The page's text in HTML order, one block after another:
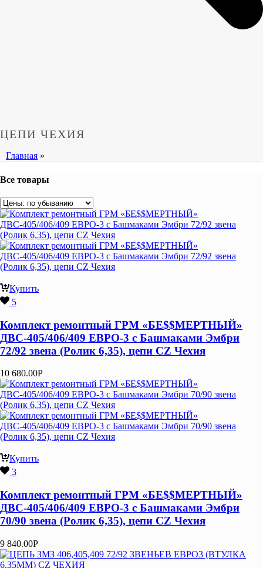
ЦЕПИ ЧЕХИЯ
Главная »
Все товары
Купить
5
Комплект ремонтный ГРМ «БЕ$$МЕРТНЫЙ»
ДВС-405/406/409 ЕВРО-3 с Башмаками Эмбри
72/92 звена (Ролик 6,35), цепи CZ Чехия
10 680.00Р
Купить
3
Комплект ремонтный ГРМ «БЕ$$МЕРТНЫЙ»
ДВС-405/406/409 ЕВРО-3 с Башмаками Эмбри
70/90 звена (Ролик 6,35), цепи CZ Чехия
9 840.00Р